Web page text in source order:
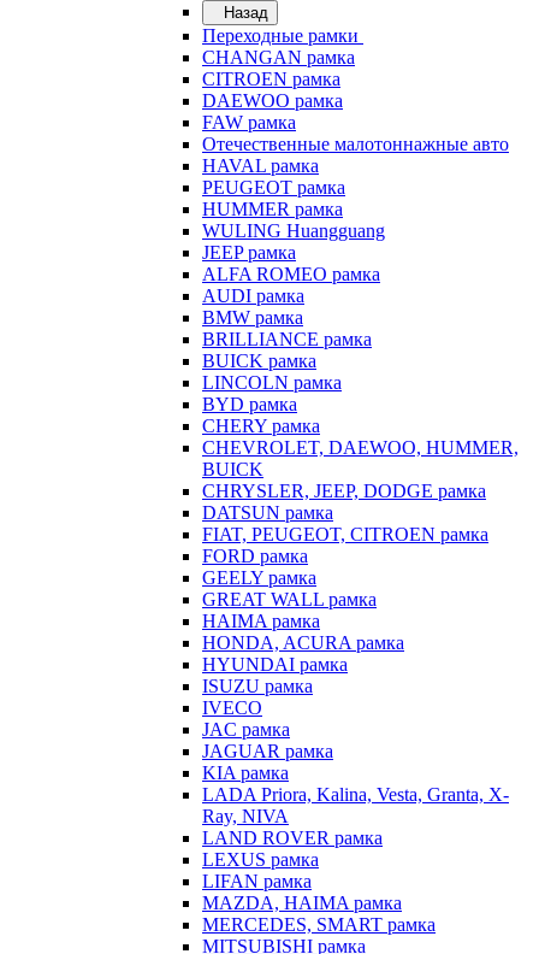
Назад
Переходные рамки
CHANGAN рамка
CITROEN рамка
DAEWOO рамка
FAW рамка
Отечественные малотоннажные авто
HAVAL рамка
PEUGEOT рамка
HUMMER рамка
WULING Huangguang
JEEP рамка
ALFA ROMEO рамка
AUDI рамка
BMW рамка
BRILLIANCE рамка
BUICK рамка
LINCOLN рамка
BYD рамка
CHERY рамка
CHEVROLET, DAEWOO, HUMMER,
BUICK
CHRYSLER, JEEP, DODGE рамка
DATSUN рамка
FIAT, PEUGEOT, CITROEN рамка
FORD рамка
GEELY рамка
GREAT WALL рамка
HAIMA рамка
HONDA, ACURA рамка
HYUNDAI рамка
ISUZU рамка
IVECO
JAC рамка
JAGUAR рамка
KIA рамка
LADA Priora, Kalina, Vesta, Granta, X-
Ray, NIVA
LAND ROVER рамка
LEXUS рамка
LIFAN рамка
MAZDA, HAIMA рамка
MERCEDES, SMART рамка
MITSUBISHI рамка